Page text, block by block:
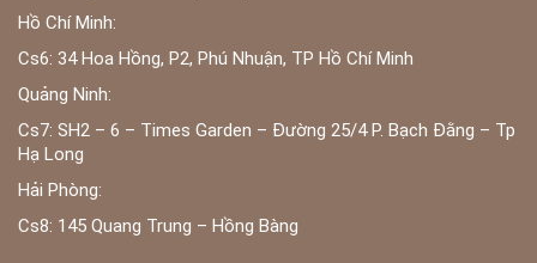
Hồ Chí Minh:
Cs6: 34 Hoa Hồng, P2, Phú Nhuận, TP Hồ Chí Minh
Quảng Ninh:
Cs7: SH2 – 6 – Times Garden – Đường 25/4 P. Bạch Đằng – Tp
Hạ Long
Hải Phòng:
Cs8: 145 Quang Trung – Hồng Bàng